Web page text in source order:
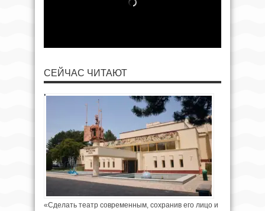
СЕЙЧАС ЧИТАЮТ
«Сделать театр современным, сохранив его лицо и